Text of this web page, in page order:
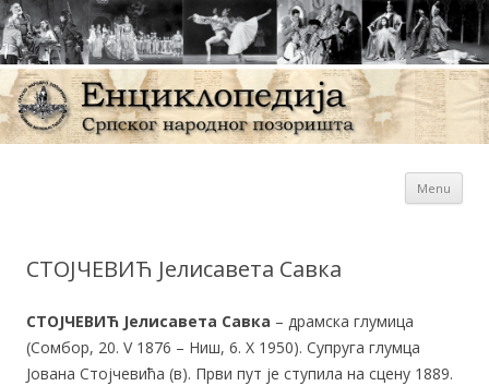
Енциклопедија СрпскогMenu
СТОЈЧЕВИЋ Јелисавета Савка
СТОЈЧЕВИЋ Јелисавета Савка – драмска глумица
(Сомбор, 20. V 1876 – Ниш, 6. X 1950). Супруга глумца
Јована Стојчевића (в). Први пут је ступила на сцену 1889.